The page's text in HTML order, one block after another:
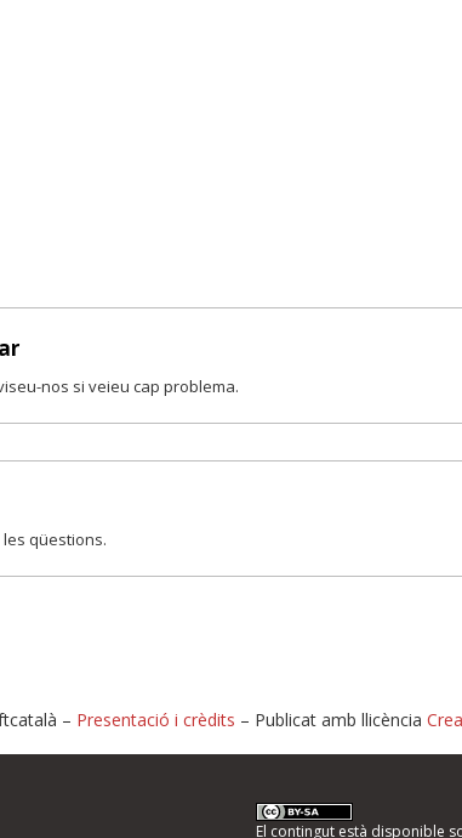
nos si veieu cap problema.
qüestions.
o informeu
– Presentació i crèdits – Publicat amb llicència
El contingut està disponible